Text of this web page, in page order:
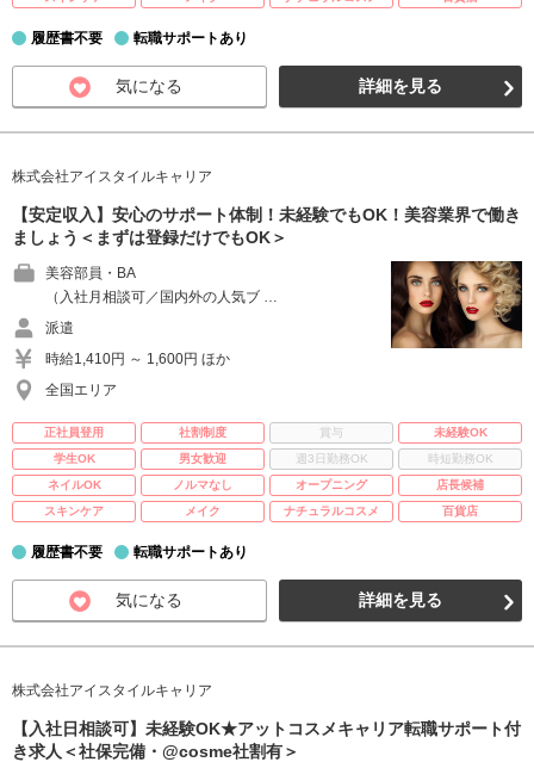
履歴書不要 転職サポートあり
気になる 詳細を見る
株式会社アイスタイルキャリア
【安定収入】安心のサポート体制！未経験でもOK！美容業界で働き
ましょう＜まずは登録だけでもOK＞
美容部員・BA
（入社月相談可／国内外の人気ブ …
派遣
時給1,410円 ～ 1,600円 ほか
全国エリア
正社員登用 社割制度 賞与
未経験OK
学生OK
男女歓迎 週3日勤務OK
時短勤務OK
ネイルOK
ノルマなし オープニング
店長候補
スキンケア
メイク ナチュラルコスメ 百貨店
履歴書不要 転職サポートあり
気になる 詳細を見る
株式会社アイスタイルキャリア
【入社日相談可】未経験OK★アットコスメキャリア転職サポート付
き求人＜社保完備・@cosme社割有＞